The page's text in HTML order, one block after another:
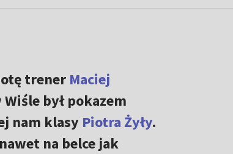
trener Maciej
był pokazem
nam klasy Piotra Żyły.
na belce jak